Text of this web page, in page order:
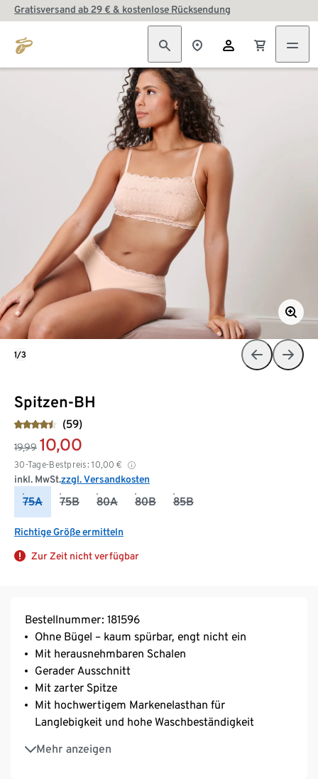
Gratisversand ab 29 € & kostenlose Rücksendung
Spitzen-BH
(59)
19,99 10,00
30-Tage-Bestpreis: 10,00 €
inkl. MwSt.zzgl. Versandkosten
75A 75B 80A 80B 85B
Richtige Größe ermitteln
Zur Zeit nicht verfügbar
1/3
Bestellnummer: 181596
Ohne Bügel – kaum spürbar, engt nicht ein
Mit herausnehmbaren Schalen
Gerader Ausschnitt
Mit zarter Spitze
Mit hochwertigem Markenelasthan für
Langlebigkeit und hohe Waschbeständigkeit
Mehr anzeigen
Längenverstellbare Träger
3-fach verstellbarer SoftSeal®-Häkchenverschluss